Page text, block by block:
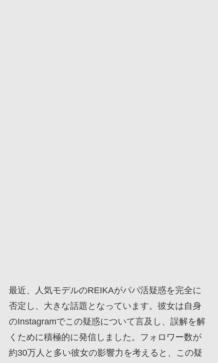
最近、人気モデルのREIKAがパパ活疑惑を完全に
否定し、大きな話題となっています。彼女は自身
のInstagramでこの疑惑について言及し、誤解を解
くために積極的に発信しました。フォロワー数が
約30万人と多い彼女の影響力を考えると、この疑